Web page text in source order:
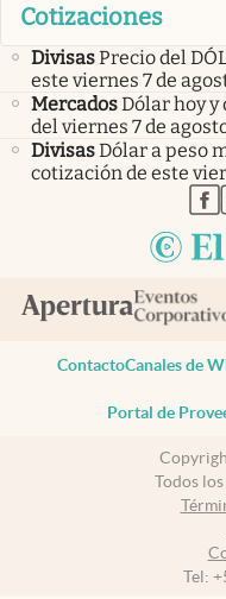
Cotizaciones
DivisasPrecio del
este viernes 7 de
MercadosDólar hoy y
del viernes 7 de
DivisasDólar a peso
cotización de este
ContactoCanales de
Portal de
Todos
Tel: